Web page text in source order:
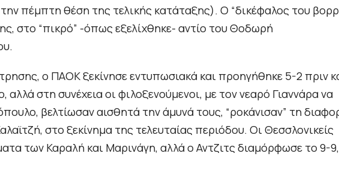
πέμπτη θέση της τελικής κατάταξης). Ο “δικέφαλος του
στο “πικρό” -όπως εξελίχθηκε- αντίο του Θοδωρή
ο ΠΑΟΚ ξεκίνησε εντυπωσιακά και προηγήθηκε 5-2 πριν
στη συνέχεια οι φιλοξενούμενοι, με τον νεαρό Γιαννάρα να
βελτίωσαν αισθητά την άμυνά τους, “ροκάνισαν” τη
στο ξεκίνημα της τελευταίας περιόδου. Οι Θεσσλονικείς
των Καραλή και Μαρινάγη, αλλά ο Αντζιτς διαμόρφωσε το 9-9,